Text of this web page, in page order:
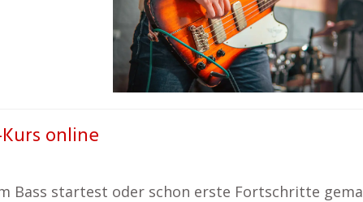
online
Bass startest oder schon erste Fortschritte